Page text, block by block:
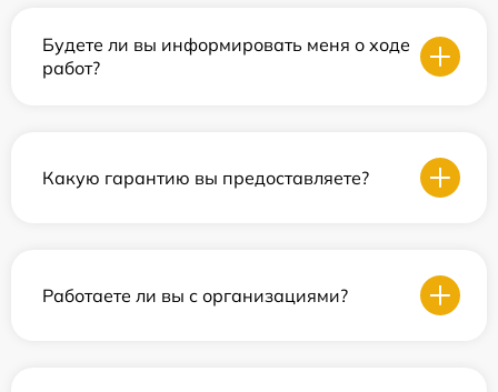
Будете ли вы информировать меня о ходе
работ?
Какую гарантию вы предоставляете?
Работаете ли вы с организациями?